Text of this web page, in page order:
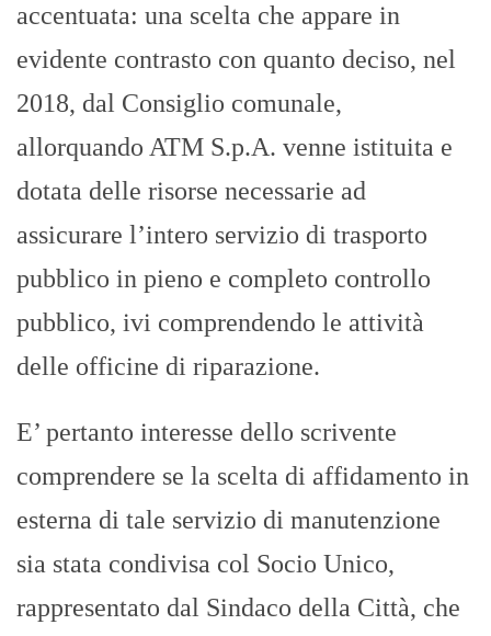
accentuata: una scelta che appare in
evidente contrasto con quanto deciso, nel
2018, dal Consiglio comunale,
allorquando ATM S.p.A. venne istituita e
dotata delle risorse necessarie ad
assicurare l’intero servizio di trasporto
pubblico in pieno e completo controllo
pubblico, ivi comprendendo le attività
delle officine di riparazione.
E’ pertanto interesse dello scrivente
comprendere se la scelta di affidamento in
esterna di tale servizio di manutenzione
sia stata condivisa col Socio Unico,
rappresentato dal Sindaco della Città, che